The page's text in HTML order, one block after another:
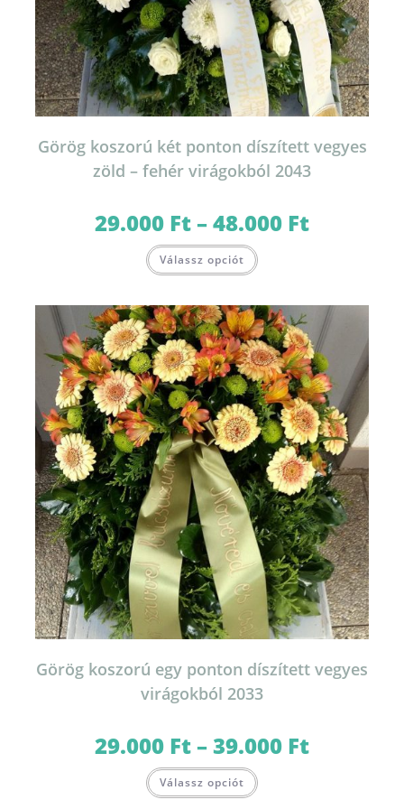
Görög koszorú két ponton díszített vegyes
zöld – fehér virágokból 2043
29.000 Ft–48.000 Ft29.000 Ft
Válassz opciót a
van.
A
változatok
a
termékoldalon
választhatók
ki
Görög koszorú egy ponton díszített vegyes
virágokból 2033
29.000 Ft–39.000 Ft29.000 Ft
Válassz opciót a